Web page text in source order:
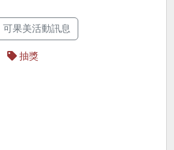
可果美活動訊息
抽獎